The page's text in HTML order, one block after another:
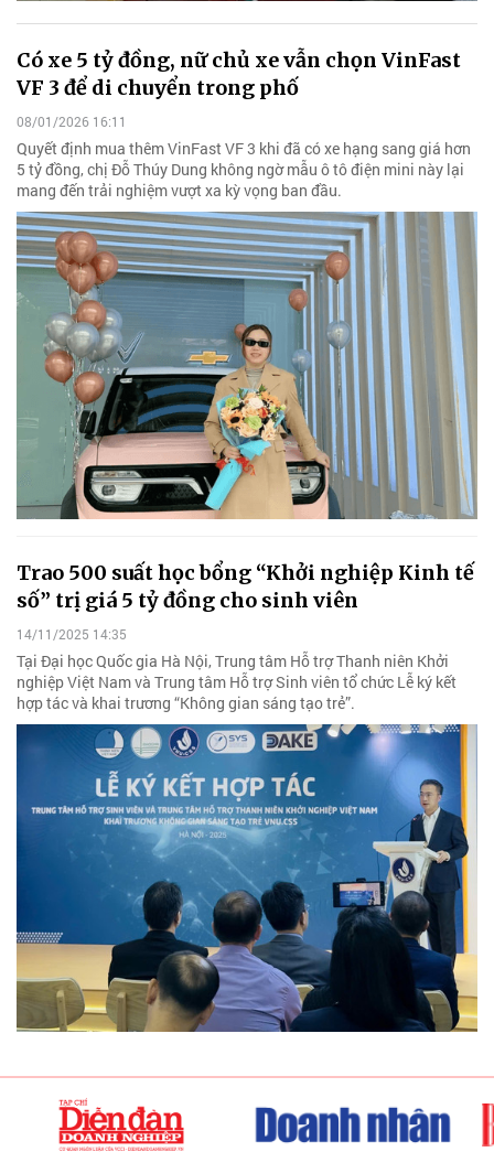
Có xe 5 tỷ đồng, nữ chủ xe vẫn chọn VinFast
VF 3 để di chuyển trong phố
08/01/2026 16:11
Quyết định mua thêm VinFast VF 3 khi đã có xe hạng sang giá hơn
5 tỷ đồng, chị Đỗ Thúy Dung không ngờ mẫu ô tô điện mini này lại
mang đến trải nghiệm vượt xa kỳ vọng ban đầu.
Trao 500 suất học bổng “Khởi nghiệp Kinh tế
số” trị giá 5 tỷ đồng cho sinh viên
14/11/2025 14:35
Tại Đại học Quốc gia Hà Nội, Trung tâm Hỗ trợ Thanh niên Khởi
nghiệp Việt Nam và Trung tâm Hỗ trợ Sinh viên tổ chức Lễ ký kết
hợp tác và khai trương “Không gian sáng tạo trẻ”.